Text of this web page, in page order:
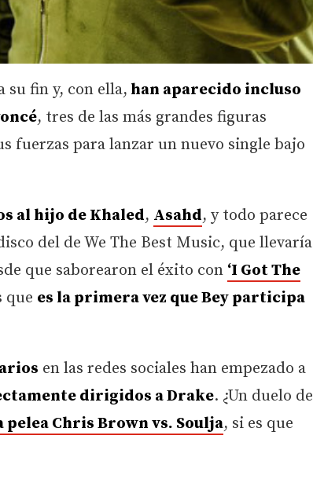
su fin y, con ella, han aparecido incluso
, tres de las más grandes figuras
fuerzas para lanzar un nuevo single bajo
al hijo de Khaled, Asahd, y todo parece
del de We The Best Music, que llevaría
que saborearon el éxito con ‘I Got The
que es la primera vez que Bey participa
en las redes sociales han empezado a
dirigidos a Drake. ¿Un duelo de
pelea Chris Brown vs. Soulja, si es que